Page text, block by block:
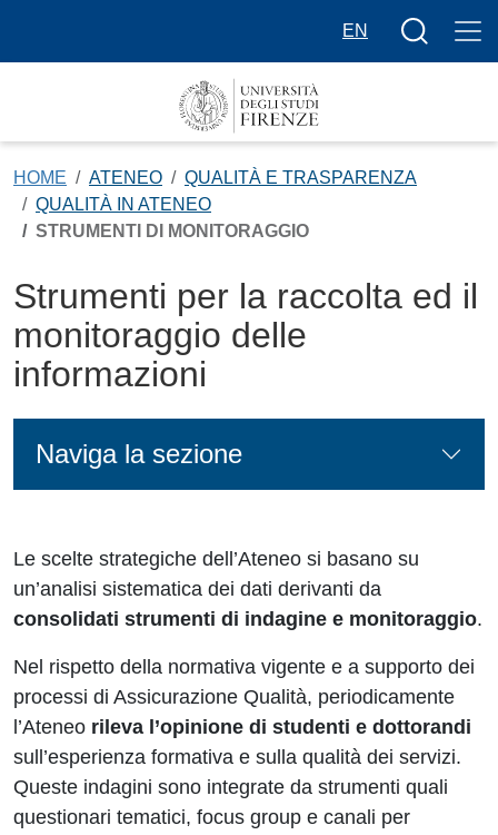
EN
Bottone
HOME ATENEO
QUALITÀ E TRASPARENZA
QUALITÀ IN ATENEO
STRUMENTI DI MONITORAGGIO
Strumenti per la raccolta ed il
monitoraggio delle
informazioni
Le scelte strategiche dell’Ateneo si basano su
un’analisi sistematica dei dati derivanti da
consolidati strumenti di indagine e monitoraggio.
Nel rispetto della normativa vigente e a supporto dei
processi di Assicurazione Qualità, periodicamente
l’Ateneo rileva l’opinione di studenti e dottorandi
sull’esperienza formativa e sulla qualità dei servizi.
Queste indagini sono integrate da strumenti quali
questionari tematici, focus group e canali per
Naviga la sezione